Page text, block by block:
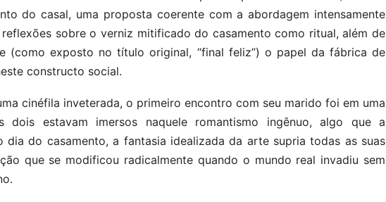
do casal, uma proposta coerente com a abordagem intensamente
sobre o verniz mitificado do casamento como ritual, além de
(como exposto no título original, “final feliz”) o papel da fábrica de
constructo social.
cinéfila inveterada, o primeiro encontro com seu marido foi em uma
dois estavam imersos naquele romantismo ingênuo, algo que a
dia do casamento, a fantasia idealizada da arte supria todas as suas
que se modificou radicalmente quando o mundo real invadiu sem